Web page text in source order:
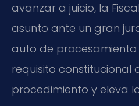
avanzar a juicio, la
asunto ante un gran
auto de procesamiento
requisito constitucional
procedimiento y eleva